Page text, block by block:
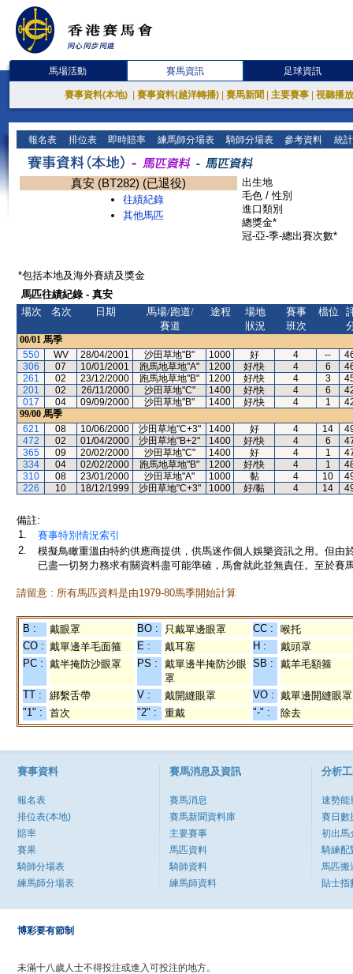
馬場活動 賽馬資訊 足球資訊
賽事資料(本地) 賽事資料(越洋轉播) 賽馬新聞 主要賽事 視聽播
報名表 排位表 即時賠率 練馬師分場表 騎師分場表 參考資料 統
真安 (BT282) (已退役)
往績紀錄
其他馬匹
出生地
毛色 / 性別
進口類別
總獎金*
冠-亞-季-總出賽次數*
*包括本地及海外賽績及獎金
馬匹往績紀錄 - 真安
場次
名次 日期
馬場/跑道/
賽道
途程
場地
狀況
賽事
班次
檔位
00/01 馬季
550
WV 28/04/2001 沙田草地"B" 1000 好 4 --
306
07 10/01/2001 跑馬地草地"A" 1200 好/快 4 6
261
02 23/12/2000 跑馬地草地"B" 1200 好/快 4 3
201
02 26/11/2000 沙田草地"C" 1400 好/快 4 6
017
04 09/09/2000 沙田草地"B" 1400 好/快 4 1
99/00 馬季
621
08 10/06/2000 沙田草地"C+3" 1400 好 4 14
472
02 01/04/2000 沙田草地"B+2" 1400 好/快 4 6
365
09 20/02/2000 沙田草地"C" 1400 好 4 1
334
04 02/02/2000 跑馬地草地"B" 1200 好/快 4 1
310
08 23/01/2000 沙田草地"A" 1000 黏 4 10
226
10 18/12/1999 沙田草地"C+3" 1000 好/黏 4 14
備註:
1.
賽事特別情況索引
2.
模擬鳥瞰重溫由特約供應商提供，供馬迷作個人娛樂資訊之用。但
已盡一切努力務求有關資料盡可能準確，馬會就此並無責任。至於賽
請留意 : 所有馬匹資料是由1979-80馬季開始計算
B : 戴眼罩 BO : 只戴單邊眼罩 CC :
喉托
CO : 戴單邊羊毛面箍 E : 戴耳塞 H :
戴頭罩
PC : 戴半掩防沙眼罩 PS :
戴單邊半掩防沙眼
罩
SB : 戴羊毛額箍
TT : 綁繫舌帶 V : 戴開縫眼罩 VO : 戴單邊開縫眼罩
"1" :
首次 "2" : 重戴 "-" : 除去
賽事資料
報名表
排位表(本地)
賠率
賽果
騎師分場表
練馬師分場表
賽馬消息及資訊
賽馬消息
賽馬新聞資料庫
主要賽事
馬匹資料
騎師資料
練馬師資料
分析
速勢能
賽日數
初出馬
騎練配
馬匹搬
貼士指
博彩要有節制
未滿十八歲人士不得投注或進入可投注的地方。